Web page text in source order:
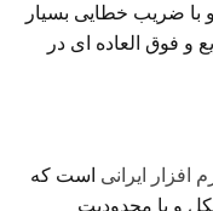
با ضریب خطایی بسیار
و فوق العاده ای در
افزار ایرانی است که
و یا محدودیت